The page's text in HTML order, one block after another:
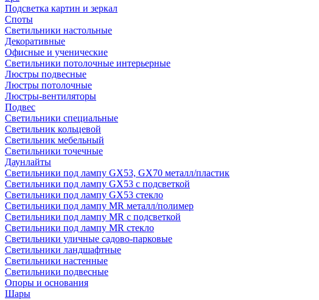
Подсветка картин и зеркал
Споты
Светильники настольные
Декоративные
Офисные и ученические
Светильники потолочные интерьерные
Люстры подвесные
Люстры потолочные
Люстры-вентиляторы
Подвес
Светильники специальные
Светильник кольцевой
Светильник мебельный
Светильники точечные
Даунлайты
Светильники под лампу GX53, GX70 металл/пластик
Светильники под лампу GX53 с подсветкой
Светильники под лампу GX53 стекло
Светильники под лампу MR металл/полимер
Светильники под лампу MR с подсветкой
Светильники под лампу MR стекло
Светильники уличные садово-парковые
Светильники ландшафтные
Светильники настенные
Светильники подвесные
Опоры и основания
Шары